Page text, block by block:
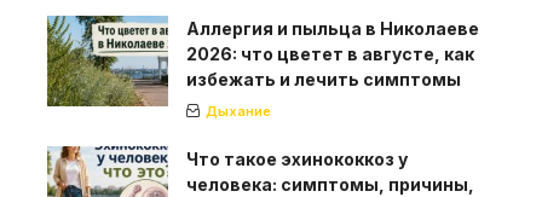
Аллергия и пыльца в Николаеве
2026: что цветет в августе, как
избежать и лечить симптомы
Дыхание
Что такое эхинококкоз у
человека: симптомы, причины,